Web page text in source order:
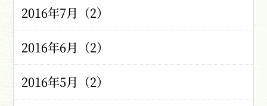
2016年7月（2）
2016年6月（2）
2016年5月（2）